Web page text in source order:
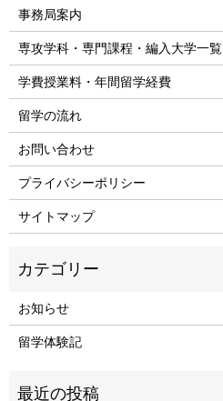
事務局案内
専攻学科・専門課程・編入大学一覧
学費授業料・年間留学経費
留学の流れ
お問い合わせ
プライバシーポリシー
サイトマップ
お知らせ
留学体験記